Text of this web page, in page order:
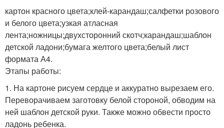
картон красного цвета;клей-карандаш;салфетки розового
и белого цвета;узкая атласная
лента;ножницы;двухсторонний скотч;карандаш;шаблон
детской ладони;бумага желтого цвета;белый лист
формата А4.
Этапы работы:
1. На картоне рисуем сердце и аккуратно вырезаем его.
Переворачиваем заготовку белой стороной, обводим на
ней шаблон детской руки. Также можно обвести просто
ладонь ребенка.